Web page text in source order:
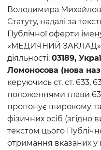
Володимира
Статуту, надалі за
Публічної оферти
«МЕДИЧНИЙ ЗАКЛАД»,
діяльності: 03189,
Ломоносова (нова
керуючись ст. ст. 633,
положеннями глави
пропонує широкому
фізичних осіб (згідно
текстом цього
отримання вказаних у